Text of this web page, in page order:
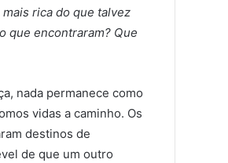
rica do que talvez
que encontraram? Que
nada permanece como
vidas a caminho. Os
destinos de
de que um outro